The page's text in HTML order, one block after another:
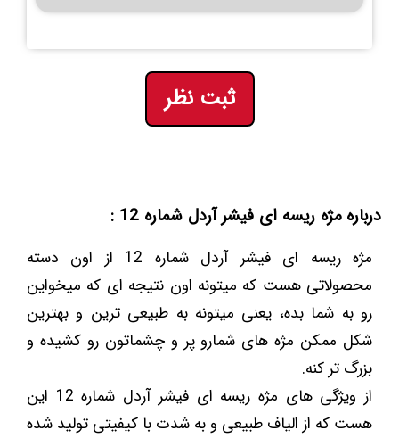
ثبت نظر
درباره مژه ریسه ای فیشر آردل شماره 12 :
مژه ریسه ای فیشر آردل شماره 12 از اون دسته
محصولاتی هست که میتونه اون نتیجه ای که میخواین
رو به شما بده، یعنی میتونه به طبیعی ترین و بهترین
شکل ممکن مژه های شمارو پر و چشماتون رو کشیده و
بزرگ تر کنه.
از ویژگی های مژه ریسه ای فیشر آردل شماره 12 این
هست که از الیاف طبیعی و به شدت با کیفیتی تولید شده